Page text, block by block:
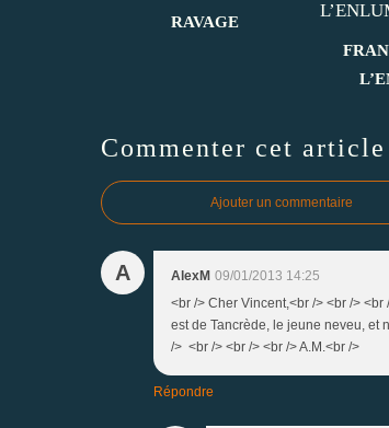
RAVAGE
Commenter cet article
Ajouter un commentaire
A AlexM 09/01/2013 14:25
<br /> Cher Vincent,<br /> <br />
est de Tancrède, le jeune neveu, et
/> <br /> <br /> <br /> A.M.<br />
Répondre